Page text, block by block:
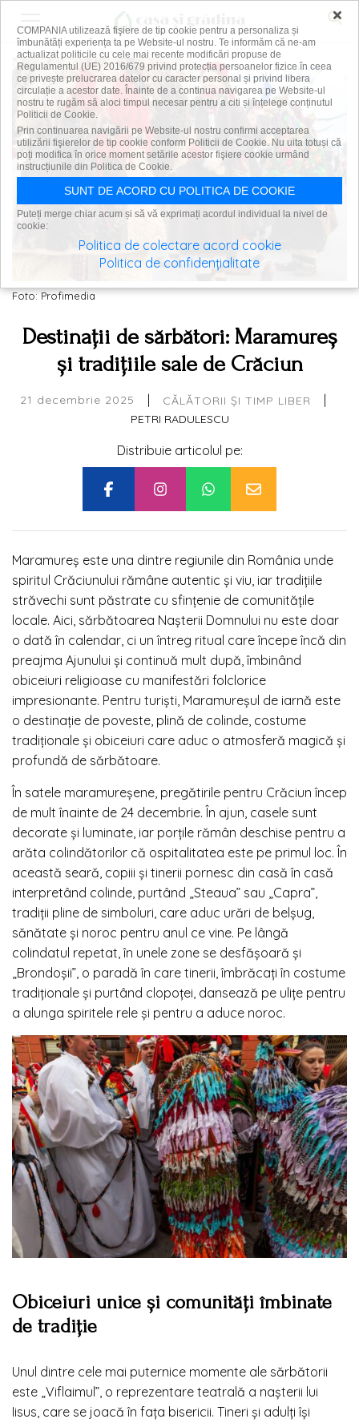
Foto: Profimedia
Destinații de sărbători: Maramureș
și tradițiile sale de Crăciun
21 decembrie 2025 | CĂLĂTORII ȘI TIMP LIBER |
PETRI RADULESCU
Distribuie articolul pe:
Maramureș este una dintre regiunile din România unde
spiritul Crăciunului rămâne autentic și viu, iar tradițiile
străvechi sunt păstrate cu sfințenie de comunitățile
locale. Aici, sărbătoarea Nașterii Domnului nu este doar
o dată în calendar, ci un întreg ritual care începe încă din
preajma Ajunului și continuă mult după, îmbinând
obiceiuri religioase cu manifestări folclorice
impresionante. Pentru turiști, Maramureșul de iarnă este
o destinație de poveste, plină de colinde, costume
tradiționale și obiceiuri care aduc o atmosferă magică și
profundă de sărbătoare.
În satele maramureșene, pregătirile pentru Crăciun încep
de mult înainte de 24 decembrie. În ajun, casele sunt
decorate și luminate, iar porțile rămân deschise pentru a
arăta colindătorilor că ospitalitatea este pe primul loc. În
această seară, copiii și tinerii pornesc din casă în casă
interpretând colinde, purtând „Steaua” sau „Capra”,
tradiții pline de simboluri, care aduc urări de belșug,
sănătate și noroc pentru anul ce vine. Pe lângă
colindatul repetat, în unele zone se desfășoară și
„Brondoșii”, o paradă în care tinerii, îmbrăcați în costume
tradiționale și purtând clopoței, dansează pe ulițe pentru
a alunga spiritele rele și pentru a aduce noroc.
Obiceiuri unice și comunități îmbinate
de tradiție
Unul dintre cele mai puternice momente ale sărbătorii
este „Viflaimul”, o reprezentare teatrală a nașterii lui
Iisus, care se joacă în fața bisericii. Tineri și adulți își
×
COMPANIA utilizează fişiere de tip cookie pentru a personaliza și
îmbunătăți experiența ta pe Website-ul nostru. Te informăm că ne-am
actualizat politicile cu cele mai recente modificări propuse de
Regulamentul (UE) 2016/679 privind protecția persoanelor fizice în ceea
ce privește prelucrarea datelor cu caracter personal și privind libera
circulație a acestor date. Înainte de a continua navigarea pe Website-ul
nostru te rugăm să aloci timpul necesar pentru a citi și înțelege conținutul
Politicii de Cookie.
Prin continuarea navigării pe Website-ul nostru confirmi acceptarea
utilizării fişierelor de tip cookie conform Politicii de Cookie. Nu uita totuși că
poți modifica în orice moment setările acestor fişiere cookie urmând
instrucțiunile din Politica de Cookie.
SUNT DE ACORD CU POLITICA DE COOKIE
Puteți merge chiar acum și să vă exprimați acordul individual la nivel de
cookie:
Politica de colectare acord cookie
Politica de confidențialitate